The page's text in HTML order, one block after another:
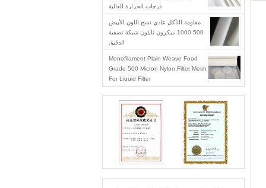
درجات الحرارة العالية
مقاومة التآكل عادي نسج اللون الأبيض
500 1000 ميكرون نايلون شبكة تصفية
الدقيق
Monofilament Plain Weave Food
Grade 500 Micron Nylon Filter Mesh
For Liquid Filter